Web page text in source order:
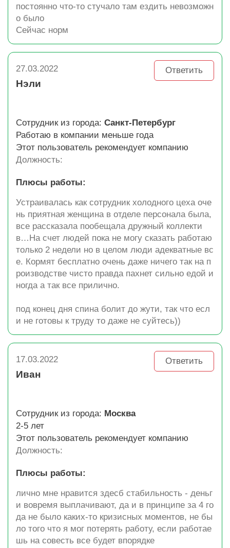
постоянно что-то стучало там ездить невозможн
о было
Сейчас норм
27.03.2022 Ответить
Нэли
Сотрудник из города: Санкт-Петербург
Работаю в компании меньше года
Этот пользователь рекомендует компанию
Должность:
Плюсы работы:
Устраивалась как сотрудник холодного цеха оче
нь приятная женщина в отделе персонала была,
все рассказала пообещала дружный коллекти
в…На счет людей пока не могу сказать работаю
только 2 недели но в целом люди адекватные вс
е. Кормят бесплатно очень даже ничего так на п
роизводстве чисто правда пахнет сильно едой и
ногда а так все прилично.
под конец дня спина болит до жути, так что есл
и не готовы к труду то даже не суйтесь))
17.03.2022 Ответить
Иван
Сотрудник из города: Москва
2-5 лет
Этот пользователь рекомендует компанию
Должность:
Плюсы работы:
лично мне нравится здесб стабильность - деньг
и вовремя выплачивают, да и в принципе за 4 го
да не было каких-то кризисных моментов, не бы
ло того что я мог потерять работу, если работае
шь на совесть все будет впорядке